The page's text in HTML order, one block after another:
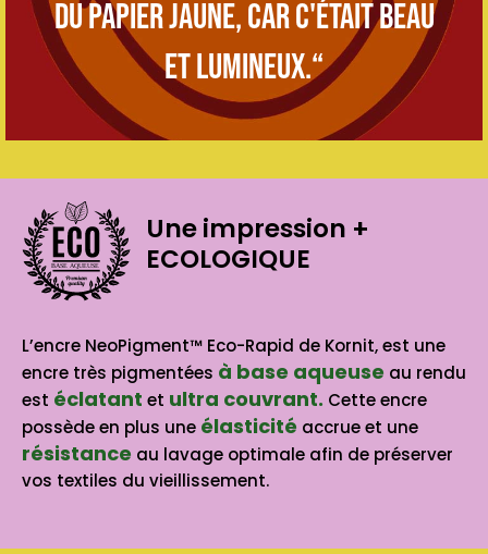
du papier jaune, car c'était beau
et lumineux.“
BASE AQUEUSE
Une impression +
ECOLOGIQUE
L’encre NeoPigment™ Eco-Rapid de Kornit, est une
encre très pigmentées à base aqueuse au rendu
est éclatant et ultra couvrant. Cette encre
possède en plus une élasticité accrue et une
résistance au lavage optimale afin de préserver
vos textiles du vieillissement.